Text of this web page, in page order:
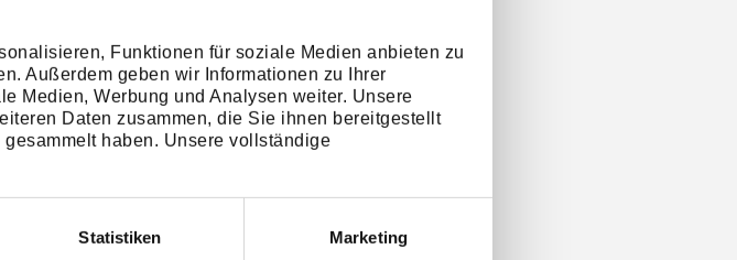
Funktionen für soziale Medien anbieten zu
Außerdem geben wir Informationen zu Ihrer
Medien, Werbung und Analysen weiter. Unsere
Daten zusammen, die Sie ihnen bereitgestellt
haben. Unsere vollständige
Statistiken Marketing